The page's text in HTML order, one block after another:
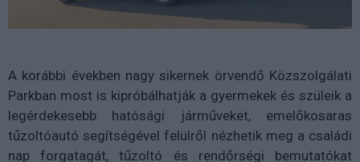
A korábbi években nagy sikernek örvendő Közszolgálati
Parkban most is kipróbálhatják a gyermekek és szüleik a
legérdekesebb hatósági járműveket, emelőkosaras
tűzoltóautó segítségével felülről nézhetik meg a családi
nap forgatagát, tűzoltó és rendőrségi bemutatókat